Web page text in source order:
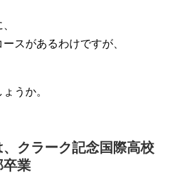
スがあるわけですが、
うか。
クラーク記念国際高校
業